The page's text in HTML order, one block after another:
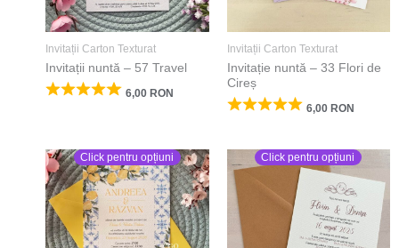
Invitații Carton Texturat
Invitații nuntă – 57 Travel
6,00 RON
Invitații Carton Texturat
Invitație nuntă – 33 Flori de
Cireș
6,00 RON
Click pentru opțiuni Click pentru opțiuni